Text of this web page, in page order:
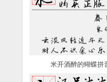
米开酒醉的蝴蝶拼